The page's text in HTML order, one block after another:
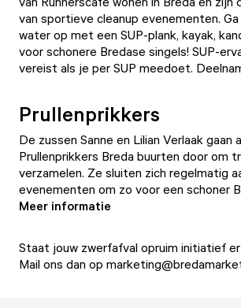
van sportieve cleanup evenementen.
water op met een SUP-plank, kayak,
voor schonere Bredase singels! SUP-
vereist als je per SUP meedoet.
Prullenprikkers
De zussen Sanne en Lilian Verlaak gaan
Prullenprikkers Breda buurten door om
verzamelen. Ze sluiten zich regelmatig
evenementen om zo voor een schoner
Meer informatie
Staat jouw zwerfafval opruim initiatief
Mail ons dan op